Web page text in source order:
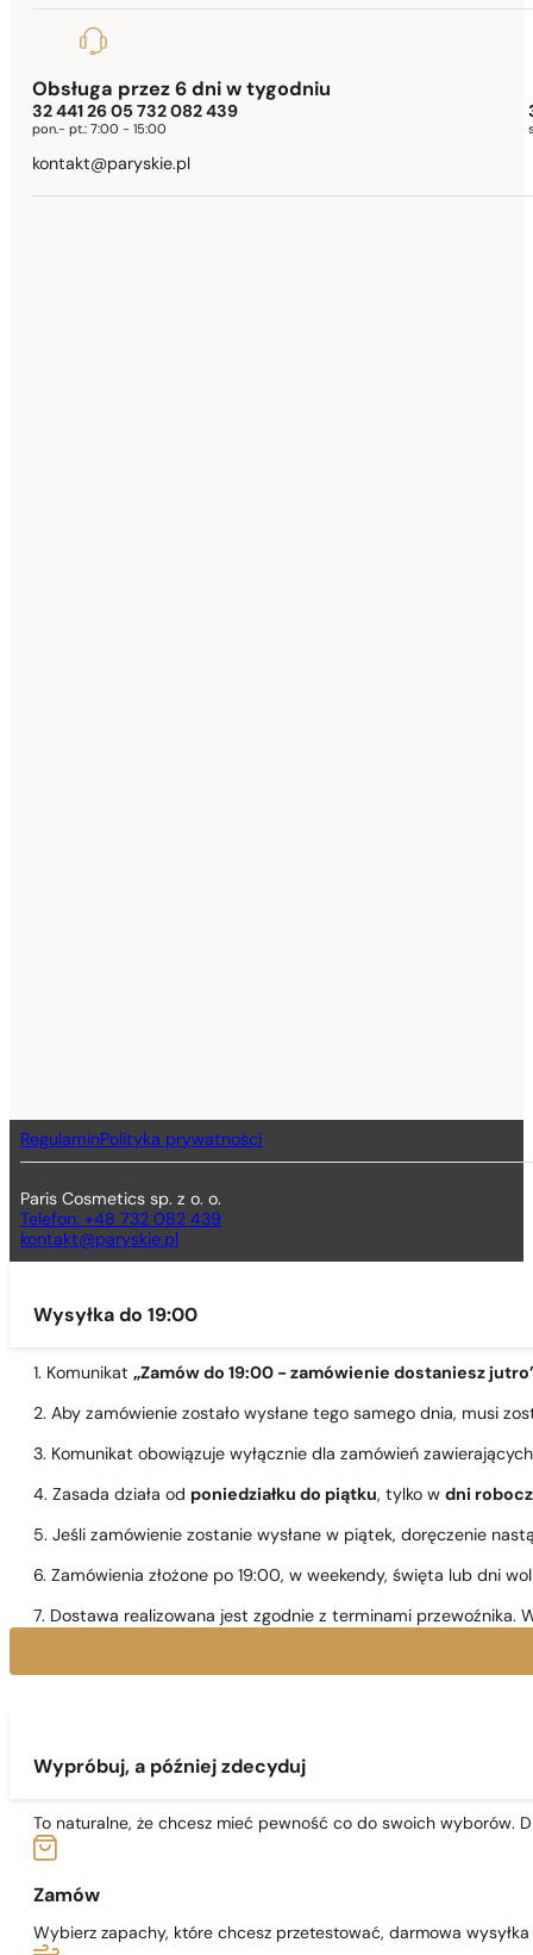
Obsługa przez 6 dni w tygodniu
32 441 26 05 732 082 439
pon.- pt.: 7:00 - 15:00
kontakt@paryskie.pl
RegulaminPolityka prywatności
Paris Cosmetics sp. z o. o.
Telefon: +48 732 082 439
kontakt@paryskie.pl
Wysyłka do 19:00
1. Komunikat „Zamów do 19:00 - zamówienie dostaniesz
2. Aby zamówienie zostało wysłane tego samego dnia, musi
3. Komunikat obowiązuje wyłącznie dla zamówień
4. Zasada działa od poniedziałku do piątku, tylko w dni
5. Jeśli zamówienie zostanie wysłane w piątek, doręczenie
6. Zamówienia złożone po 19:00, w weekendy, święta lub dni
7. Dostawa realizowana jest zgodnie z terminami przewoźnika.
Wypróbuj, a później zdecyduj
To naturalne, że chcesz mieć pewność co do swoich wyborów.
Zamów
Wybierz zapachy, które chcesz przetestować, darmowa wysyłka